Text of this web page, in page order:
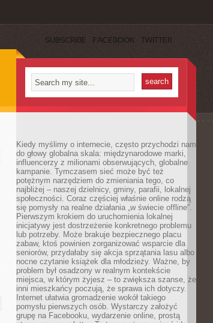
SUBSCRIBE FACEBOOK TWITTER
Kiedy myślimy o internecie, często przychodzi nam
do głowy globalna skala: międzynarodowe marki,
influencerzy z milionami obserwujących, globalne
kampanie. Tymczasem sieć może być też
potężnym narzędziem do zmieniania tego, co
najbliżej – naszej dzielnicy, gminy, parafii, lokalnej
społeczności. Coraz częściej właśnie online rodzą
się pomysły na realne działania „w świecie offline”.
Pierwszym krokiem do uruchomienia lokalnej
inicjatywy jest dostrzeżenie konkretnego problemu
lub potrzeby. Może brakuje bezpiecznego placu
zabaw, ktoś powinien zorganizować wsparcie dla
seniorów, przydałaby się akcja sprzątania lasu albo
nocne czytanie książek dla młodzieży. Ważne, by
problem był osadzony w realnym kontekście
miejsca, w którym żyjesz – to zwiększa szanse, że
inni mieszkańcy poczują, że sprawa ich dotyczy.
Internet ułatwia gromadzenie wokół takiego
pomysłu pierwszych osób. Wystarczy założyć
grupę na Facebooku, wydarzenie online, prostą